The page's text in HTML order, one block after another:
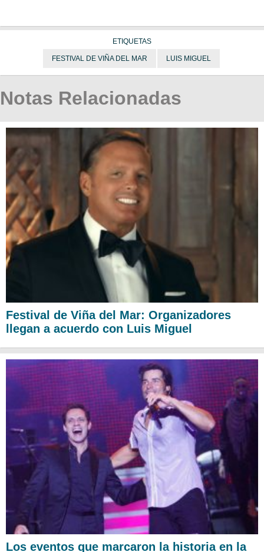
ETIQUETAS
FESTIVAL DE VIÑA DEL MAR LUIS MIGUEL
Notas Relacionadas
Festival de Viña del Mar: Organizadores
llegan a acuerdo con Luis Miguel
Los eventos que marcaron la historia en la